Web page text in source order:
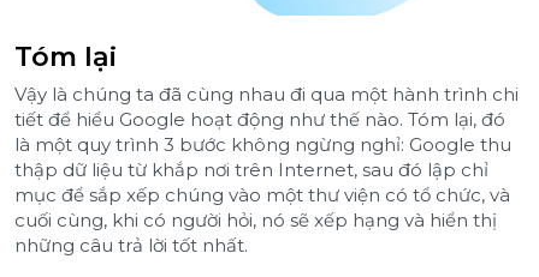
Tóm lại
Vậy là chúng ta đã cùng nhau đi qua một hành trình chi
tiết để hiểu Google hoạt động như thế nào. Tóm lại, đó
là một quy trình 3 bước không ngừng nghỉ: Google thu
thập dữ liệu từ khắp nơi trên Internet, sau đó lập chỉ
mục để sắp xếp chúng vào một thư viện có tổ chức, và
cuối cùng, khi có người hỏi, nó sẽ xếp hạng và hiển thị
những câu trả lời tốt nhất.